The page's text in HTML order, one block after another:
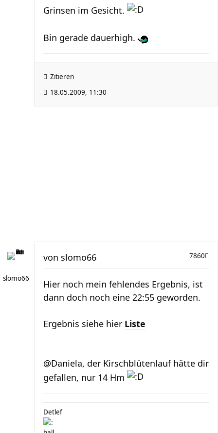
Grinsen im Gesicht.
Bin gerade dauerhigh.
Zitieren
18.05.2009, 11:30
slomo66
7860
von slomo66
Hier noch mein fehlendes Ergebnis, ist
dann doch noch eine 22:55 geworden.
Ergebnis siehe hier Liste
@Daniela, der Kirschblütenlauf hätte dir
gefallen, nur 14 Hm
Detlef